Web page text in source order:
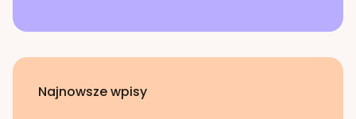
Najnowsze wpisy